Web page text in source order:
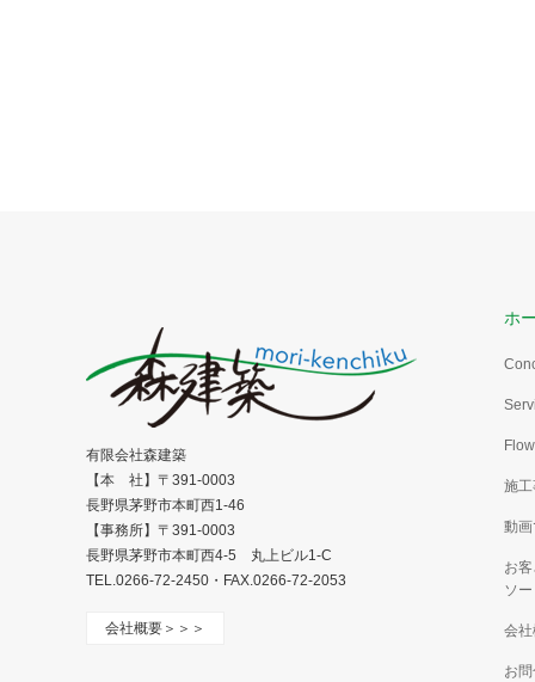
ホ
Flow
施
動
お
ソ
会
お
有限会社森建築
【本 社】〒391-0003
長野県茅野市本町西1-46
【事務所】〒391-0003
長野県茅野市本町西4-5 丸上ビル1-C
TEL.0266-72-2450・FAX.0266-72-2053
会社概要＞＞＞